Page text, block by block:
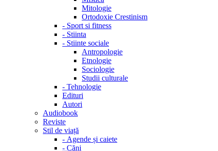
Mitologie
Ortodoxie Crestinism
- Sport si fitness
- Stiinta
- Stiinte sociale
Antropologie
Etnologie
Sociologie
Studii culturale
- Tehnologie
Edituri
Autori
Audiobook
Reviste
Stil de viață
- Agende și caiete
- Căni